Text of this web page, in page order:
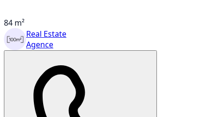
84 m²
Real Estate
Agence